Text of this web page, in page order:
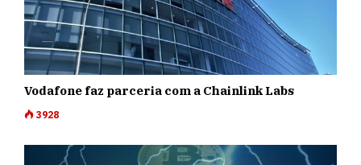
Vodafone faz parceria com a Chainlink Labs
3928